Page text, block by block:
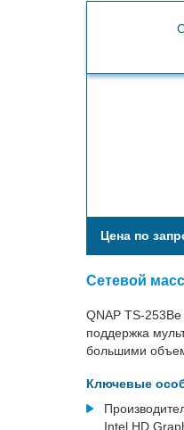
Цена по
Сетевой
QNAP TS-
поддержка
большими
Ключевые
Intel HD